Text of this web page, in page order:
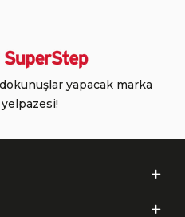
yapacak marka